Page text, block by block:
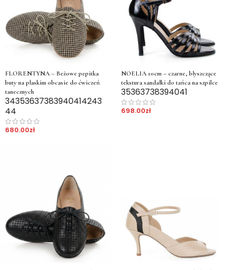
FLORENTYNA – Beżowe pepitka
buty na płaskim obcasie do ćwiczeń
tanecznych
34353637383940414243
44
680.00zł
NOELIA 10cm – czarne, błyszczące
tekstura sandałki do tańca na szpilce
35363738394041
698.00zł